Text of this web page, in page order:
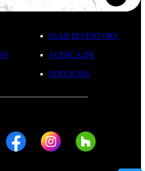
ACERCA DE
SLAB INVENTORY
SERVICIOS